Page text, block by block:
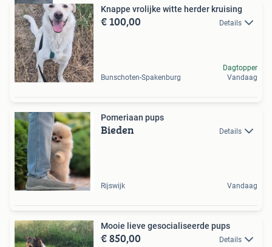
Knappe vrolijke witte herder kruising
€ 100,00 Details
Bunschoten-Spakenburg
Dagtopper
Vandaag
Pomeriaan pups
Bieden Details
Rijswijk Vandaag
Mooie lieve gesocialiseerde pups
€ 850,00 Details